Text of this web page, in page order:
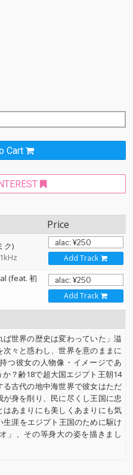
Cart
Price
ク)
Add Track
(feat. 初
Add Track
ば世界の歴史は変わっていた」溢
々と惑わし、世界を意のままに
つ彼女の人物像・イメージであ
？齢18で超大国エジプト王朝14
古代の地中海世界で彼女はただ
身を削り、民に尽くし王国に忠
あまりにも美しくあまりにも気
涯をエジプト王国のために駆け
」、その等身大の姿を描きまし